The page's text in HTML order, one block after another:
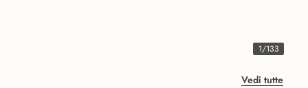
1/133
Vedi tutte